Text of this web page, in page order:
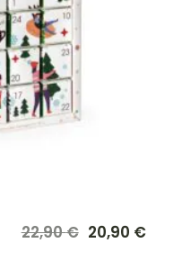
22,90€
Algne 20,90 €
Praegune